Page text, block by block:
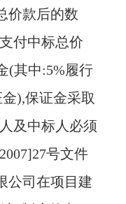
价款后的数
付中标总价
(其中:5%履行
),保证金采取
及中标人必须
号文件
公司在项目建